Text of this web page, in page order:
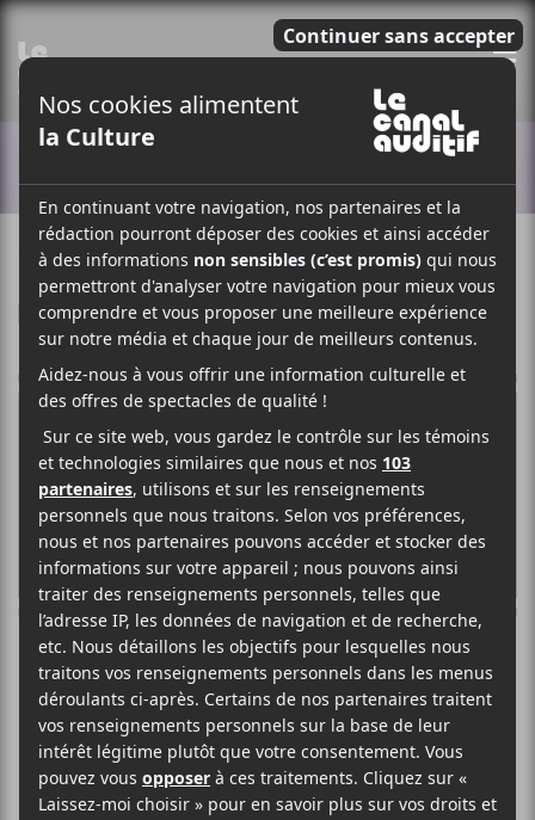
1 NOVEMBRE 2025
PARLOUIS-PHILIPPE LABRÈCHE
F
A
E
B
O
K
T
W
T
T
R
P
A
T
A
E
R
La Tulipe peut
recommencer à